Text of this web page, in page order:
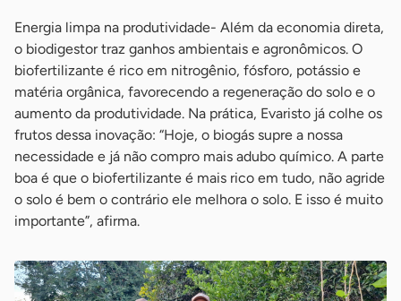
Energia limpa na produtividade- Além da economia direta,
o biodigestor traz ganhos ambientais e agronômicos. O
biofertilizante é rico em nitrogênio, fósforo, potássio e
matéria orgânica, favorecendo a regeneração do solo e o
aumento da produtividade. Na prática, Evaristo já colhe os
frutos dessa inovação: “Hoje, o biogás supre a nossa
necessidade e já não compro mais adubo químico. A parte
boa é que o biofertilizante é mais rico em tudo, não agride
o solo é bem o contrário ele melhora o solo. E isso é muito
importante”, afirma.